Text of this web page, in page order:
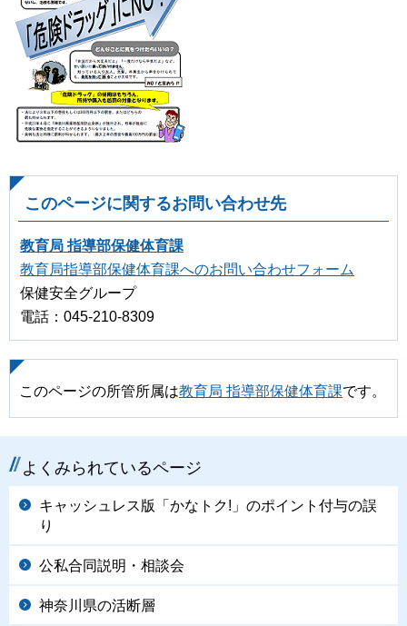
このページに関するお問い合わせ先
教育局 指導部保健体育課
教育局指導部保健体育課へのお問い合わせフォーム
保健安全グループ
電話：045-210-8309
このページの所管所属は教育局 指導部保健体育課です。
よくみられているページ
キャッシュレス版「かなトク!」のポイント付与の誤
り
公私合同説明・相談会
神奈川県の活断層